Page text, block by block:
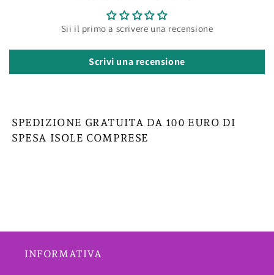
Sii il primo a scrivere una recensione
Scrivi una recensione
SPEDIZIONE GRATUITA DA 100 EURO DI
SPESA ISOLE COMPRESE
INFORMATIVA